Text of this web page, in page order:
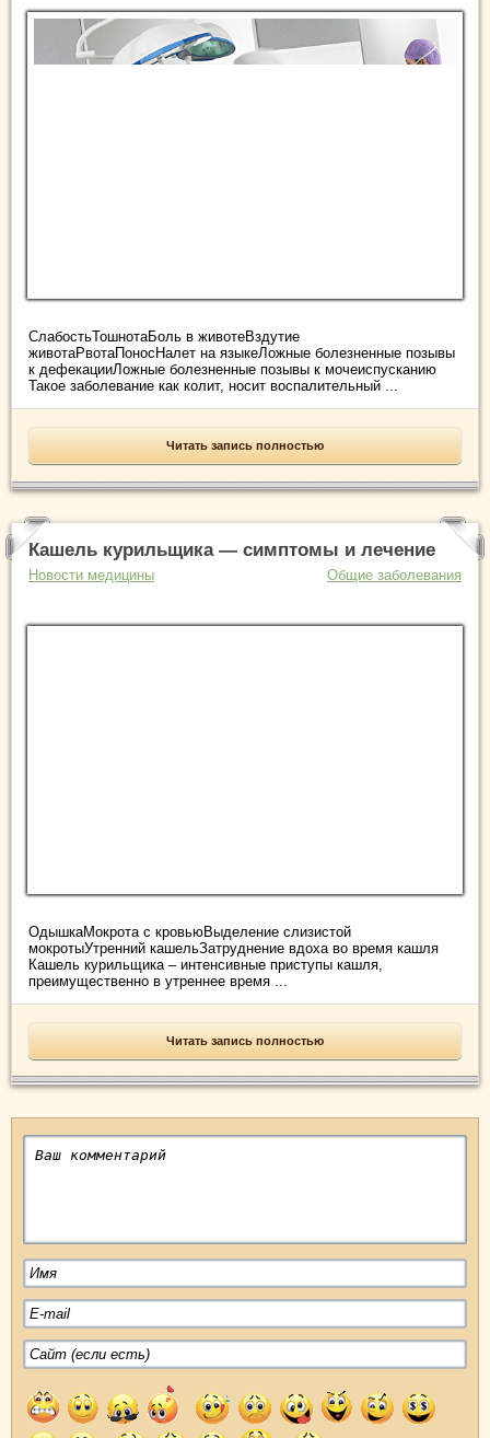
СлабостьТошнотаБоль в животеВздутие
животаРвотаПоносНалет на языкеЛожные болезненные позывы
к дефекацииЛожные болезненные позывы к мочеиспусканию
Такое заболевание как колит, носит воспалительный ...
Читать запись полностью
Кашель курильщика — симптомы и лечение
Новости медицины Общие заболевания
ОдышкаМокрота с кровьюВыделение слизистой
мокротыУтренний кашельЗатруднение вдоха во время кашля
Кашель курильщика – интенсивные приступы кашля,
преимущественно в утреннее время ...
Читать запись полностью